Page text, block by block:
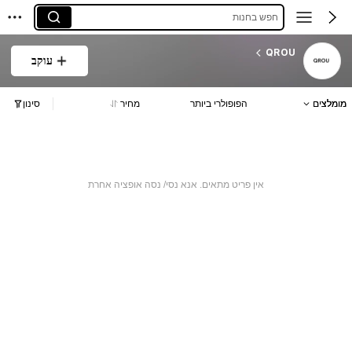
חפש בחנות
QROU
עוקב
מומלצים הפופולרי ביותר מחיר סינון
אין פריט מתאים. אנא נסי/ נסה אופציה אחרת